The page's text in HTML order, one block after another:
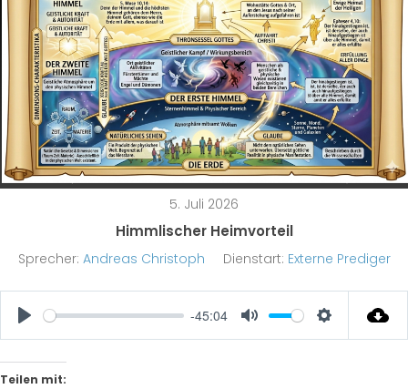
5. Juli 2026
Himmlischer Heimvorteil
Sprecher: Andreas Christoph Dienstart: Externe Prediger
Play
-45:04
Mute Settings
Teilen mit: